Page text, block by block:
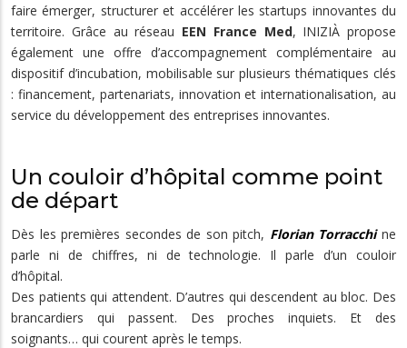
faire émerger, structurer et accélérer les startups innovantes du
territoire. Grâce au réseau EEN France Med, INIZIÀ propose
également une offre d’accompagnement complémentaire au
dispositif d’incubation, mobilisable sur plusieurs thématiques clés
: financement, partenariats, innovation et internationalisation, au
service du développement des entreprises innovantes.
Un couloir d’hôpital comme point
de départ
Dès les premières secondes de son pitch, Florian Torracchine
parle ni de chiffres, ni de technologie. Il parle d’un couloir
d’hôpital.
Des patients qui attendent. D’autres qui descendent au bloc. Des
brancardiers qui passent. Des proches inquiets. Et des
soignants… qui courent après le temps.